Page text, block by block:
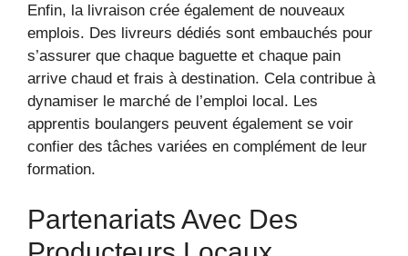
Enfin, la livraison crée également de nouveaux
emplois. Des livreurs dédiés sont embauchés pour
s’assurer que chaque baguette et chaque pain
arrive chaud et frais à destination. Cela contribue à
dynamiser le marché de l’emploi local. Les
apprentis boulangers peuvent également se voir
confier des tâches variées en complément de leur
formation.
Partenariats Avec Des